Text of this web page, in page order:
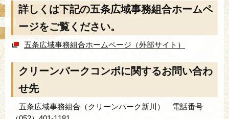
詳しくは下記の五条広域事務組合ホームペ
ージをご覧ください。
五条広域事務組合ホームページ（外部サイト）
クリーンパークコンポに関するお問い合わ
せ先
五条広域事務組合（クリーンパーク新川） 電話番号